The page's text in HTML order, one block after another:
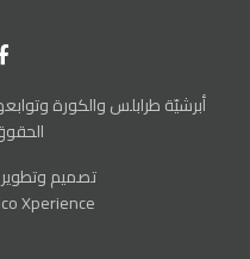
تصميم وتطوير
Xperience